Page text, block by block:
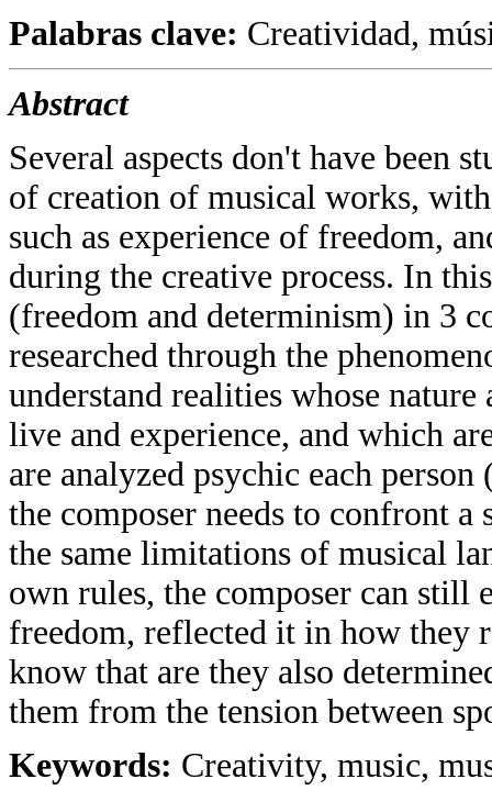
Palabras clave: Creatividad,
Abstract
Several aspects don't have been
of creation of musical works,
such as experience of freedom,
during the creative process. In
(freedom and determinism) in 3
researched through the
understand realities whose
live and experience, and which
are analyzed psychic each
the composer needs to confront
the same limitations of musical
own rules, the composer can still
freedom, reflected it in how they
know that are they also
them from the tension between
Keywords: Creativity, music,